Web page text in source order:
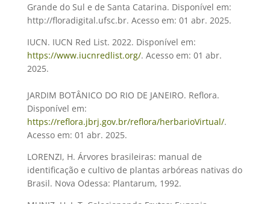
Grande do Sul e de Santa Catarina. Disponível em:
http://floradigital.ufsc.br. Acesso em: 01 abr. 2025.
IUCN. IUCN Red List. 2022. Disponível em:
https://www.iucnredlist.org/. Acesso em: 01 abr.
2025.
JARDIM BOTÂNICO DO RIO DE JANEIRO. Reflora.
Disponível em:
https://reflora.jbrj.gov.br/reflora/herbarioVirtual/.
Acesso em: 01 abr. 2025.
LORENZI, H. Árvores brasileiras: manual de
identificação e cultivo de plantas arbóreas nativas do
Brasil. Nova Odessa: Plantarum, 1992.